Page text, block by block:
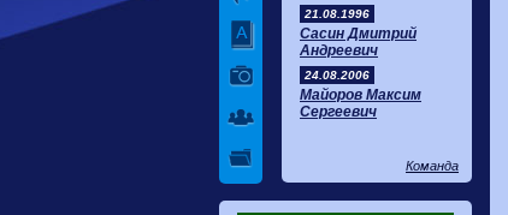
21.08.1996
Сасин Дмитрий
Андреевич
24.08.2006
Майоров Максим
Сергеевич
Команда